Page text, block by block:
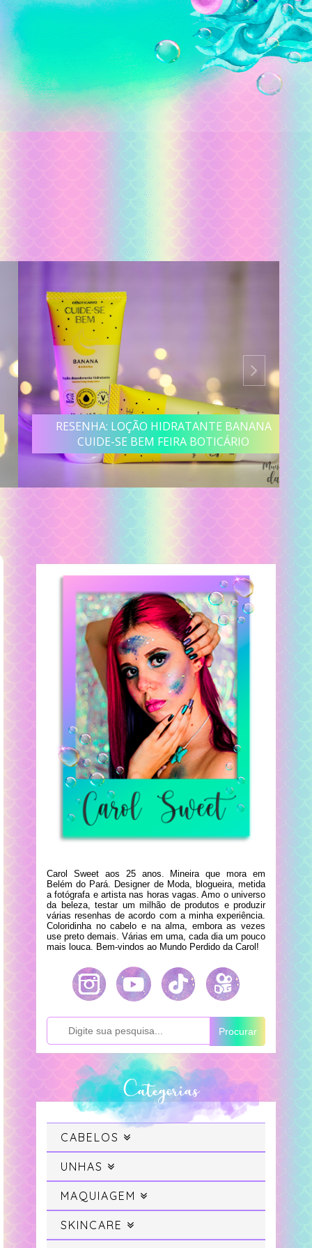
RESENHA: LOÇÃO HIDRATANTE BANANA
CUIDE-SE BEM FEIRA BOTICÁRIO
Carol Sweet aos 25 anos. Mineira que mora em
Belém do Pará. Designer de Moda, blogueira, metida
a fotógrafa e artista nas horas vagas. Amo o universo
da beleza, testar um milhão de produtos e produzir
várias resenhas de acordo com a minha experiência.
Coloridinha no cabelo e na alma, embora as vezes
use preto demais. Várias em uma, cada dia um pouco
mais louca. Bem-vindos ao Mundo Perdido da Carol!
Procurar
Categorias
CABELOS
Cabelo
Cabelo Colorido
Projeto Sereia
UNHAS
Swatches
Unhas da Semana
MAQUIAGEM
Maquiagem
SKINCARE